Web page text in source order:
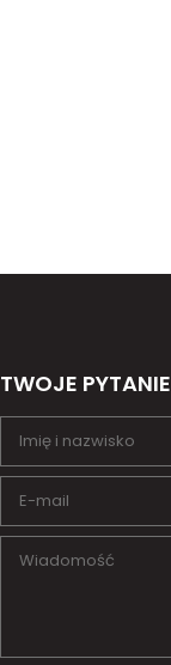
TWOJE PYTANIE